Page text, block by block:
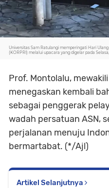
Universitas Sam Ratulangi memperingati Hari
(KORPRI) melalui upacara yang digelar pada
Prof. Montolalu,
menegaskan kembali
sebagai penggerak
wadah persatuan ASN,
perjalanan menuju
bermartabat. (*/Ajl)
Artikel Selanjutnya